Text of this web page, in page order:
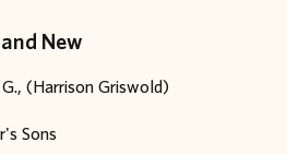
New
(Harrison Griswold)
Sons